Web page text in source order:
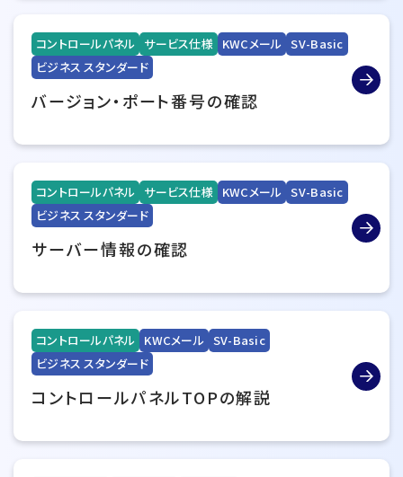
コントロールパネル サービス仕様 KWCメール SV-Basic
ビジネス スタンダード
バージョン・ポート番号の確認
コントロールパネル サービス仕様 KWCメール SV-Basic
ビジネス スタンダード
サーバー情報の確認
コントロールパネル KWCメール SV-Basic
ビジネス スタンダード
コントロールパネルTOPの解説